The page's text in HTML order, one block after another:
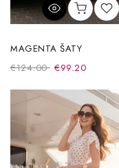
MAGENTA ŠATY
€124.00 €99.20